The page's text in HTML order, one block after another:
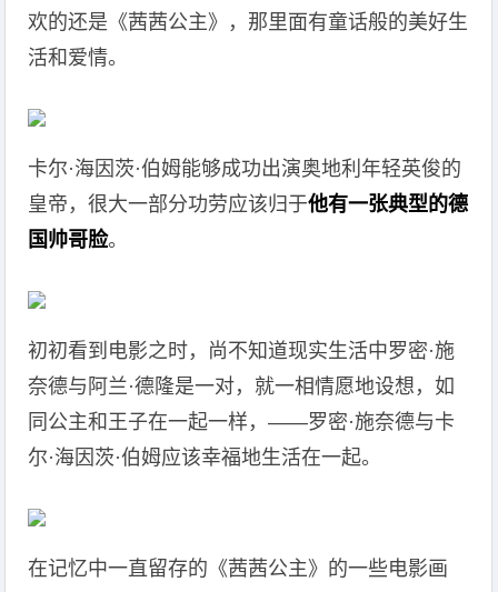
欢的还是《茜茜公主》，那里面有童话般的美好生
活和爱情。
卡尔·海因茨·伯姆能够成功出演奥地利年轻英俊的
皇帝，很大一部分功劳应该归于他有一张典型的德
国帅哥脸。
初初看到电影之时，尚不知道现实生活中罗密·施
奈德与阿兰·德隆是一对，就一相情愿地设想，如
同公主和王子在一起一样，——罗密·施奈德与卡
尔·海因茨·伯姆应该幸福地生活在一起。
在记忆中一直留存的《茜茜公主》的一些电影画